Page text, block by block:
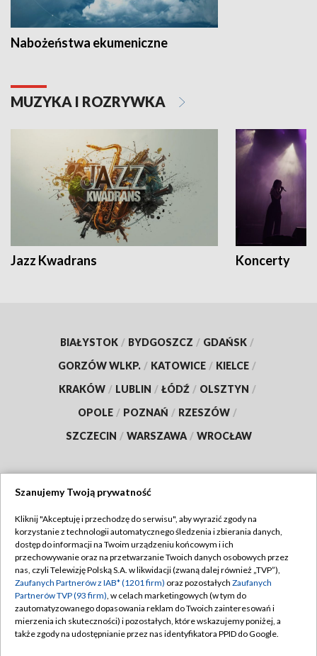
Nabożeństwa ekumeniczne
MUZYKA I ROZRYWKA
Jazz Kwadrans Koncerty
BIAŁYSTOK / BYDGOSZCZ / GDAŃSK /
GORZÓW WLKP. / KATOWICE / KIELCE /
KRAKÓW / LUBLIN / ŁÓDŹ / OLSZTYN /
OPOLE / POZNAŃ / RZESZÓW /
SZCZECIN / WARSZAWA / WROCŁAW
TVP
Abonament TVP
Emisja w TVP
Centrum informacji TVP
Naziemna Telewizja Cyfrowa
Regulamin TVP
Polityka prywatności
Moje zgody
Pomoc
Szanujemy Twoją prywatność
Kliknij "Akceptuję i przechodzę do serwisu", aby wyrazić zgody na
korzystanie z technologii automatycznego śledzenia i zbierania danych,
dostęp do informacji na Twoim urządzeniu końcowym i ich
przechowywanie oraz na przetwarzanie Twoich danych osobowych przez
nas, czyli Telewizję Polską S.A. w likwidacji (zwaną dalej również „TVP”),
Zaufanych Partnerów z IAB* (1201 firm) oraz pozostałych Zaufanych
Partnerów TVP (93 firm), w celach marketingowych (w tym do
zautomatyzowanego dopasowania reklam do Twoich zainteresowań i
mierzenia ich skuteczności) i pozostałych, które wskazujemy poniżej, a
także zgody na udostępnianie przez nas identyfikatora PPID do Google.